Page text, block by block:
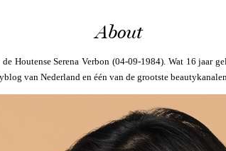
About
Houtense Serena Verbon (04-09-1984). Wat 16 jaar
van Nederland en één van de grootste